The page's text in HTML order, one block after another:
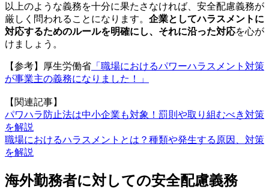
以上のような義務を十分に果たさなければ、安全配慮義務が
厳しく問われることになります。 企業としてハラスメントに
対応するためのルールを明確にし、それに沿った対応を心が
けましょう。
【参考】厚生労働省 「職場におけるパワーハラスメント対策
が事業主の義務になりました！」
【関連記事】
パワハラ防止法は中小企業も対象！罰則や取り組むべき対策
を解説
職場におけるハラスメントとは？種類や発生する原因、対策
を解説
海外勤務者に対しての安全配慮義務